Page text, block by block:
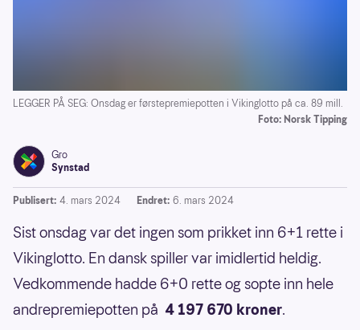
LEGGER PÅ SEG: Onsdag er førstepremiepotten i Vikinglotto på ca. 89 mill.
Foto: Norsk Tipping
Gro
Synstad
Publisert: 4. mars 2024 Endret: 6. mars 2024
Sist onsdag var det ingen som prikket inn 6+1 rette i
Vikinglotto. En dansk spiller var imidlertid heldig.
Vedkommende hadde 6+0 rette og sopte inn hele
andrepremiepotten på 4 197 670 kroner.